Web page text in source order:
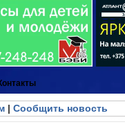
| Сообщить новость